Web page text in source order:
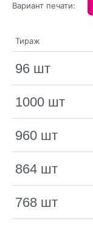
Вариант печати:
Тираж
96 шт
1000 шт
960 шт
864 шт
768 шт